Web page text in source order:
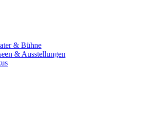
& Bühne
& Ausstellungen